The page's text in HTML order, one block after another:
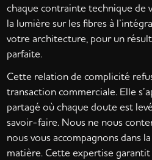
chaque contrainte technique de
la lumière sur les fibres à
votre architecture, pour un
parfaite.
Cette relation de complicité
transaction commerciale. Elle
partagé où chaque doute est
savoir-faire. Nous ne nous
nous vous accompagnons dans
matière. Cette expertise